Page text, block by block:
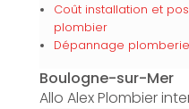
Coût installation et
plombier
Dépannage
Boulogne-sur-Mer
Allo Alex Plombier